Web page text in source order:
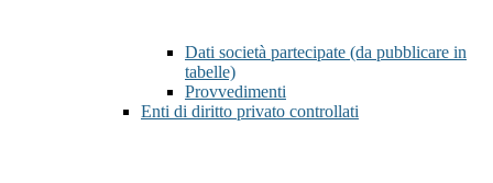
Dati società partecipate (da pubblicare in
tabelle)
Provvedimenti
Enti di diritto privato controllati